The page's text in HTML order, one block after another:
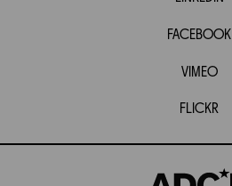
FACEBOOK
VIMEO
FLICKR